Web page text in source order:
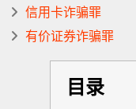
信用卡诈骗罪
有价证券诈骗罪
目录